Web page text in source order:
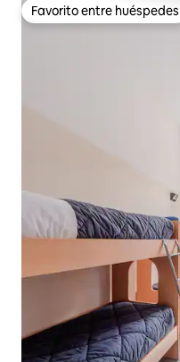
Favorito entre huéspedes
Favorito entre huéspedes